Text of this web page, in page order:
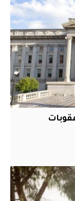
عقوبات